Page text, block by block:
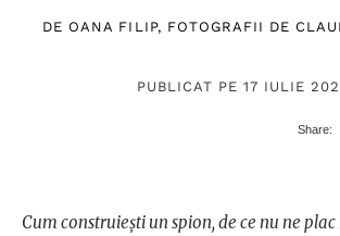
DE OANA FILIP, FOTOGRAFII DE
PUBLICAT PE 17 IULIE
Cum construiești un spion, de ce nu ne